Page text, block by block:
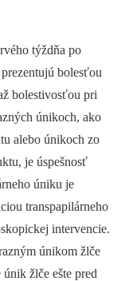
týždňa po
bolesťou
bolestivosťou pri
únikoch, ako
alebo únikoch zo
je úspešnosť
úniku je
transpapilárneho
intervencie.
únikom žlče
žlče ešte pred